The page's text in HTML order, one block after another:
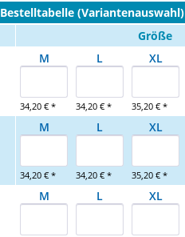
Bestelltabelle (Variantenauswahl)
Größe
M
34,20 € *
L
34,20 € *
XL
35,20 € *
M
34,20 € *
L
34,20 € *
XL
35,20 € *
M L XL